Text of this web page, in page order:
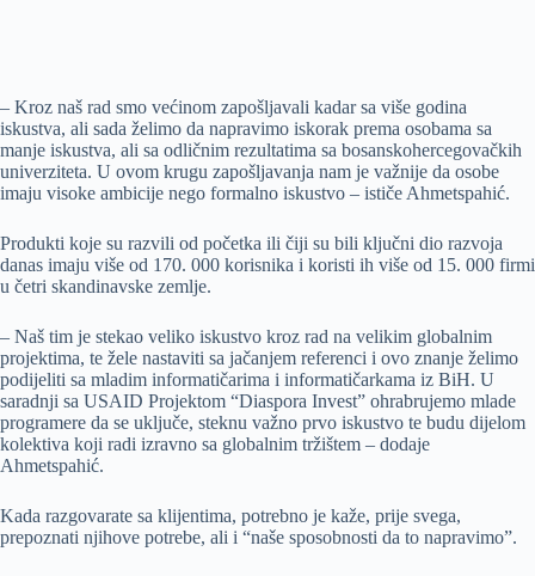
– Kroz naš rad smo većinom zapošljavali kadar sa više godina
iskustva, ali sada želimo da napravimo iskorak prema osobama sa
manje iskustva, ali sa odličnim rezultatima sa bosanskohercegovačkih
univerziteta. U ovom krugu zapošljavanja nam je važnije da osobe
imaju visoke ambicije nego formalno iskustvo – ističe Ahmetspahić.
Produkti koje su razvili od početka ili čiji su bili ključni dio razvoja
danas imaju više od 170. 000 korisnika i koristi ih više od 15. 000 firmi
u četri skandinavske zemlje.
– Naš tim je stekao veliko iskustvo kroz rad na velikim globalnim
projektima, te žele nastaviti sa jačanjem referenci i ovo znanje želimo
podijeliti sa mladim informatičarima i informatičarkama iz BiH. U
saradnji sa USAID Projektom “Diaspora Invest” ohrabrujemo mlade
programere da se uključe, steknu važno prvo iskustvo te budu dijelom
kolektiva koji radi izravno sa globalnim tržištem – dodaje
Ahmetspahić.
Kada razgovarate sa klijentima, potrebno je kaže, prije svega,
prepoznati njihove potrebe, ali i “naše sposobnosti da to napravimo”.